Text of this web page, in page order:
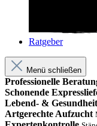
Ratgeber
Menü schließen
Professionelle
Schonende
Lebend- &
Artgerechte Aufzucht